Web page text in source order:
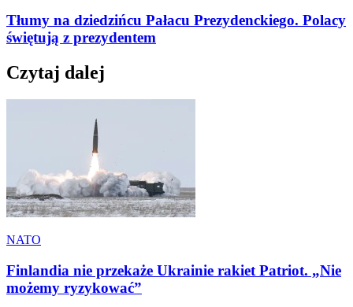
Tłumy na dziedzińcu Pałacu Prezydenckiego. Polacy
świętują z prezydentem
Czytaj dalej
NATO
Finlandia nie przekaże Ukrainie rakiet Patriot. „Nie
możemy ryzykować”